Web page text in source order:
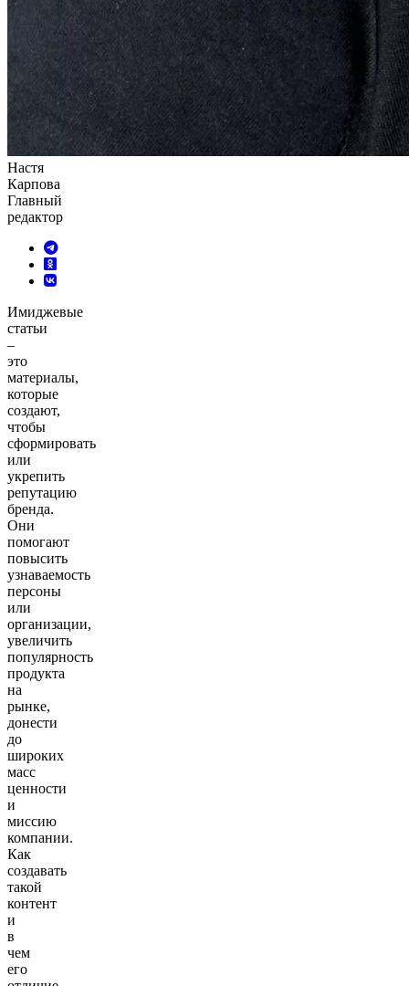
Настя
Карпова
Главный
редактор
Имиджевые
статьи
–
это
материалы,
которые
создают,
чтобы
сформировать
или
укрепить
репутацию
бренда.
Они
помогают
повысить
узнаваемость
персоны
или
организации,
увеличить
популярность
продукта
на
рынке,
донести
до
широких
масс
ценности
и
миссию
компании.
Как
создавать
такой
контент
и
в
чем
его